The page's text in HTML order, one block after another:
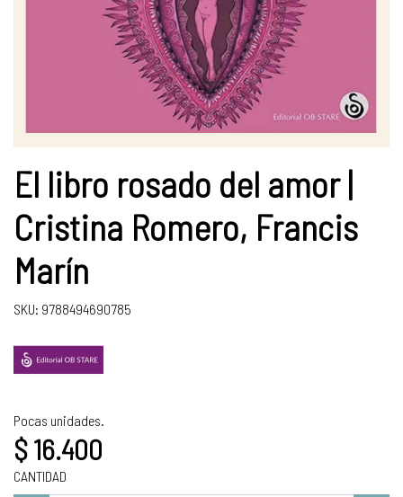
El libro rosado del amor |
Cristina Romero, Francis
Marín
SKU: 9788494690785
Pocas unidades.
$ 16.400
CANTIDAD